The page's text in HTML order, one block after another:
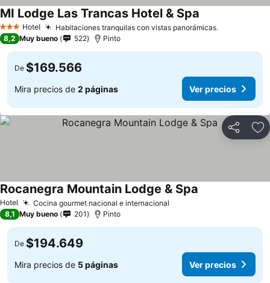
3 Estrellas
Hotel Habitaciones tranquilas con vistas panorámicas.
MI Lodge Las Trancas Hotel & Spa
8,2 Muy bueno 522 Pinto
De $169.566
Mira precios de 2 páginas Ver precios
Compartir
Hotel Cocina gourmet nacional e internacional
Rocanegra Mountain Lodge & Spa
8,1 Muy bueno 201 Pinto
De $194.649
Mira precios de 5 páginas Ver precios